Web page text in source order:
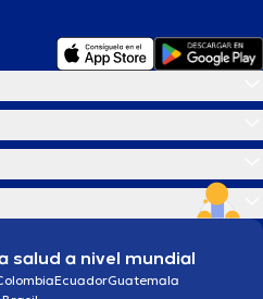
salud a nivel mundial
EcuadorGuatemala